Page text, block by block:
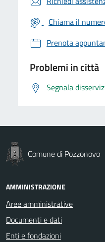
Chiama il
Prenota
Problemi in città
Segnala
Comune di Pozzonovo
AMMINISTRAZIONE
Aree amministrative
Documenti e dati
Enti e fondazioni